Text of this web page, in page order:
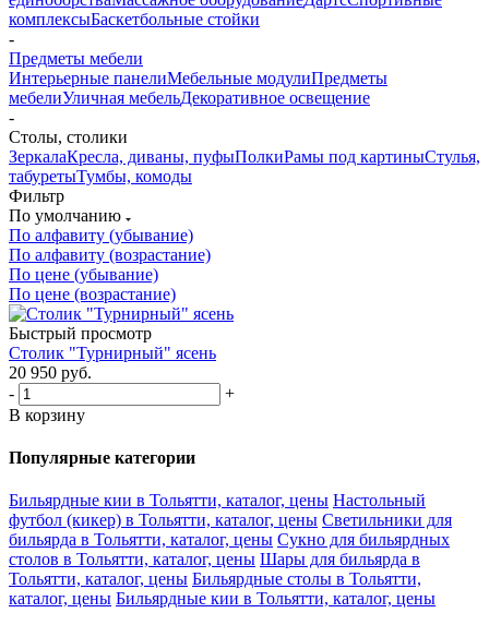
комплексыБаскетбольные стойки
-
Предметы мебели
Интерьерные панелиМебельные модулиПредметы
мебелиУличная мебельДекоративное освещение
-
Столы, столики
ЗеркалаКресла, диваны, пуфыПолкиРамы под картиныСтулья,
табуретыТумбы, комоды
Фильтр
По умолчанию
По алфавиту (убывание)
По алфавиту (возрастание)
По цене (убывание)
По цене (возрастание)
Быстрый просмотр
Столик "Турнирный" ясень
20 950 руб.
-
+
В корзину
Популярные категории
Бильярдные кии в Тольятти, каталог, цены Настольный
футбол (кикер) в Тольятти, каталог, цены Светильники для
бильярда в Тольятти, каталог, цены Сукно для бильярдных
столов в Тольятти, каталог, цены Шары для бильярда в
Тольятти, каталог, цены Бильярдные столы в Тольятти,
каталог, цены Бильярдные кии в Тольятти, каталог, цены